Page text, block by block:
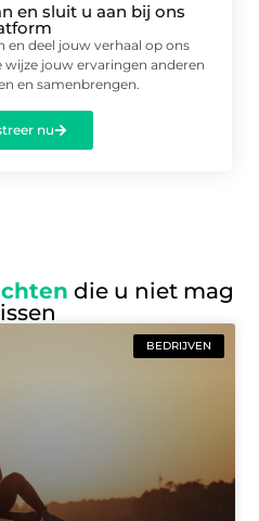
en sluit u aan bij ons
en deel jouw verhaal op ons
jouw ervaringen anderen
en samenbrengen.
nu
die u niet mag
BEDRIJVEN